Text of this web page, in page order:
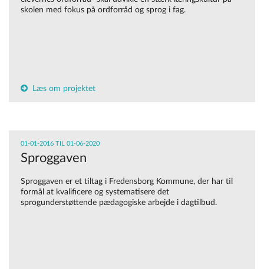
skolen med fokus på ordforråd og sprog i fag.
Læs om projektet
01-01-2016 TIL 01-06-2020
Sproggaven
Sproggaven er et tiltag i Fredensborg Kommune, der har til
formål at kvalificere og systematisere det
sprogunderstøttende pædagogiske arbejde i dagtilbud.